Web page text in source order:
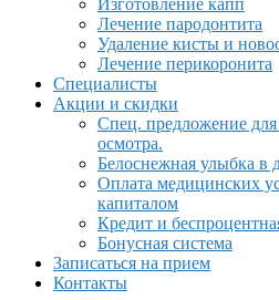
Лечение пародонтита
Удаление кисты и
Лечение перикоронита
Специалисты
Акции и скидки
Спец. предложение
осмотра.
Белоснежная улыбка в
Оплата медицинских
капиталом
Кредит и
Бонусная система
Записаться на прием
Контакты